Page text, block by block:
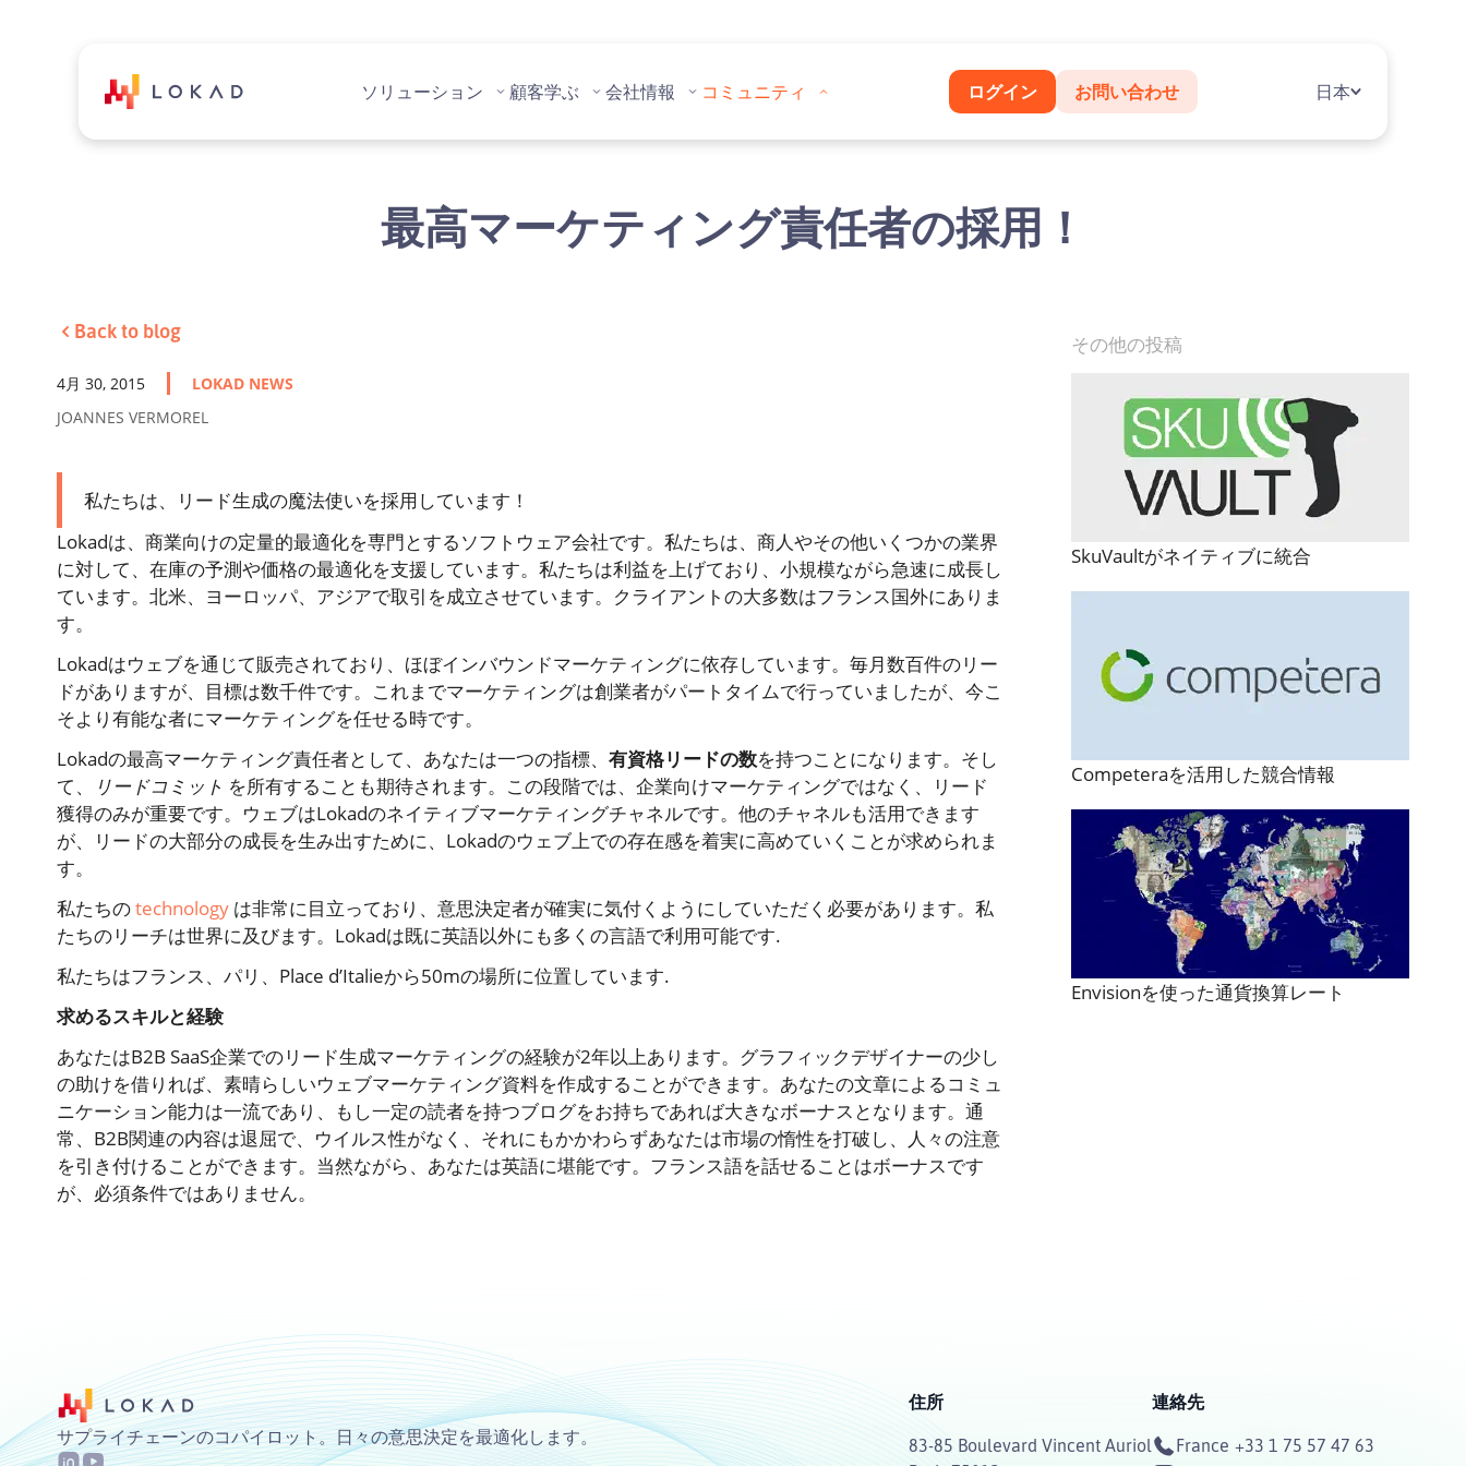
ソリューション 顧客学ぶ 会社情報 コミュニティ ログイン お問い合わせ 日本
最高マーケティング責任者の採用！
Back to blog
4月 30, 2015
LOKAD NEWS
JOANNES VERMOREL
私たちは、リード生成の魔法使いを採用しています！
Lokadは、商業向けの定量的最適化を専門とするソフトウェア会社です。私たちは、商人やその他いくつかの業界
に対して、在庫の予測や価格の最適化を支援しています。私たちは利益を上げており、小規模ながら急速に成長し
ています。北米、ヨーロッパ、アジアで取引を成立させています。クライアントの大多数はフランス国外にありま
す。
Lokadはウェブを通じて販売されており、ほぼインバウンドマーケティングに依存しています。毎月数百件のリー
ドがありますが、目標は数千件です。これまでマーケティングは創業者がパートタイムで行っていましたが、今こ
そより有能な者にマーケティングを任せる時です。
Lokadの最高マーケティング責任者として、あなたは一つの指標、 有資格リードの数を持つことになります。そし
て、
リードコミット を所有することも期待されます。この段階では、企業向けマーケティングではなく、リード
獲得のみが重要です。ウェブはLokadのネイティブマーケティングチャネルです。他のチャネルも活用できます
が、リードの大部分の成長を生み出すために、Lokadのウェブ上での存在感を着実に高めていくことが求められま
す。
私たちのtechnology は非常に目立っており、意思決定者が確実に気付くようにしていただく必要があります。私
たちのリーチは世界に及びます。Lokadは既に英語以外にも多くの言語で利用可能です.
私たちはフランス、パリ、Place d’Italieから50mの場所に位置しています.
求めるスキルと経験
あなたはB2B SaaS企業でのリード生成マーケティングの経験が2年以上あります。グラフィックデザイナーの少し
の助けを借りれば、素晴らしいウェブマーケティング資料を作成することができます。あなたの文章によるコミュ
ニケーション能力は一流であり、もし一定の読者を持つブログをお持ちであれば大きなボーナスとなります。通
常、B2B関連の内容は退屈で、ウイルス性がなく、それにもかかわらずあなたは市場の惰性を打破し、人々の注意
を引き付けることができます。当然ながら、あなたは英語に堪能です。フランス語を話せることはボーナスです
が、必須条件ではありません。
その他の投稿
SkuVaultがネイティブに統合
Competeraを活用した競合情報
Envisionを使った通貨換算レート
サプライチェーンのコパイロット。日々の意思決定を最適化します。
住所
83-85 Boulevard Vincent Auriol
連絡先
France +33 1 75 57 47 63